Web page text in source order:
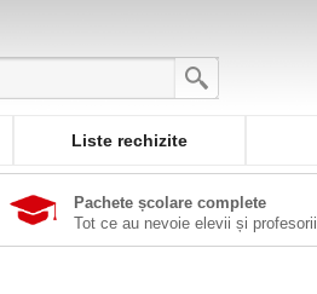
Liste rechizite
Pachete școlare complete
Tot ce au nevoie elevii și profesorii